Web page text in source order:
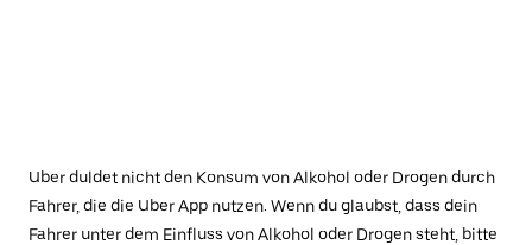
Uber duldet nicht den Konsum von Alkohol oder Drogen durch
Fahrer, die die Uber App nutzen. Wenn du glaubst, dass dein
Fahrer unter dem Einfluss von Alkohol oder Drogen steht, bitte